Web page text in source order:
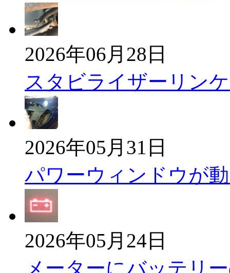
2026年06月28日
スタビライザーリン
2026年05月31日
パワーウィンドウが
2026年05月24日
メーターにバッテリ